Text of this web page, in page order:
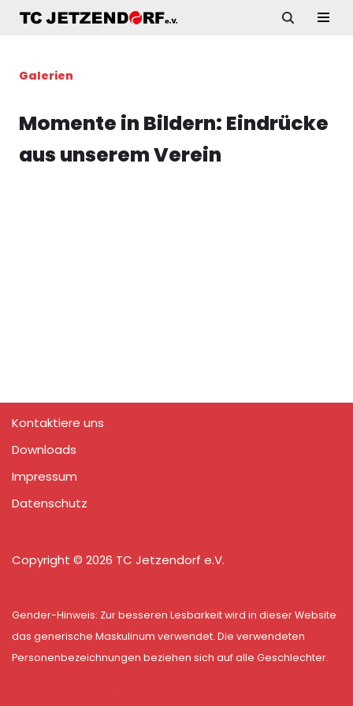
springen
Galerien
Momente in Bildern: Eindrücke
aus unserem Verein
Kontaktiere uns
Downloads
Impressum
Datenschutz
Copyright © 2026 TC Jetzendorf e.V.
Gender-Hinweis: Zur besseren Lesbarkeit wird in dieser Website
das generische Maskulinum verwendet. Die verwendeten
Personenbezeichnungen beziehen sich auf alle Geschlechter.